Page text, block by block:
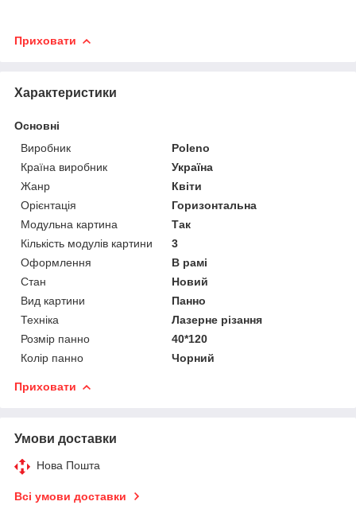
Приховати
Характеристики
Основні
Виробник
Poleno
Країна виробник
Україна
Жанр
Квіти
Орієнтація
Горизонтальна
Модульна картина
Так
Кількість модулів картини
3
Оформлення
В рамі
Стан
Новий
Вид картини
Панно
Техніка
Лазерне різання
Розмір панно
40*120
Колір панно
Чорний
Приховати
Умови доставки
Нова Пошта
Всі умови доставки